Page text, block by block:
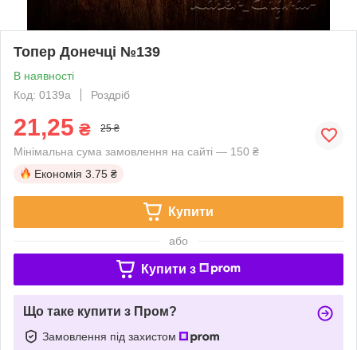
Топер Донечці №139
В наявності
Код: 0139a
Роздріб
21,25 ₴ 25 ₴
Мінімальна сума замовлення на сайті — 150 ₴
Економія 3.75 ₴
Купити
або
Купити з
Що таке купити з Пром?
Замовлення під захистом